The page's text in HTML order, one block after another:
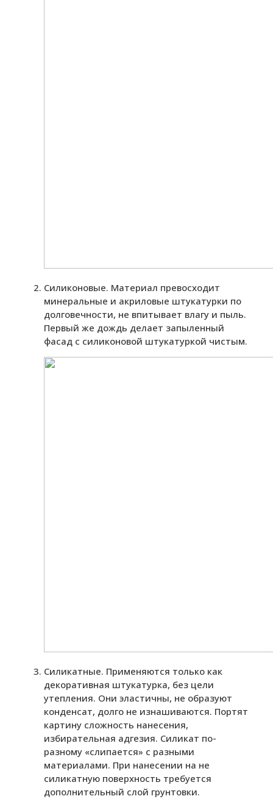
Силиконовые. Материал превосходит
минеральные и акриловые штукатурки по
долговечности, не впитывает влагу и пыль.
Первый же дождь делает запыленный
фасад с силиконовой штукатуркой чистым.
Силикатные. Применяются только как
декоративная штукатурка, без цели
утепления. Они эластичны, не образуют
конденсат, долго не изнашиваются. Портят
картину сложность нанесения,
избирательная адгезия. Силикат по-
разному «слипается» с разными
материалами. При нанесении на не
силикатную поверхность требуется
дополнительный слой грунтовки.